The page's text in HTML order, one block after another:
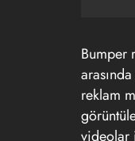
Bumper
reklam
videolar